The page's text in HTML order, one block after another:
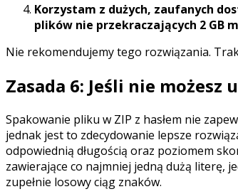
Korzystam z dużych, zaufanych
plików nie przekraczających 2 GB
Nie rekomendujemy tego rozwiązania.
Zasada 6: Jeśli nie możesz
Spakowanie pliku w ZIP z hasłem nie
jednak jest to zdecydowanie lepsze
odpowiednią długością oraz poziomem
zawierające co najmniej jedną dużą literę,
zupełnie losowy ciąg znaków.